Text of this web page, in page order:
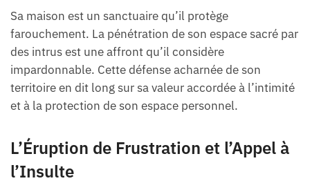
Sa maison est un sanctuaire qu’il protège
farouchement. La pénétration de son espace sacré par
des intrus est une affront qu’il considère
impardonnable. Cette défense acharnée de son
territoire en dit long sur sa valeur accordée à l’intimité
et à la protection de son espace personnel.
L’Éruption de Frustration et l’Appel à
l’Insulte